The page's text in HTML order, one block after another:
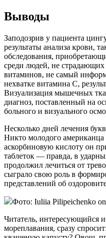
Выводы
Заподозрив у пациента
результаты анализа крови,
обследования,
среди людей, не
витаминов, не самый
нехватке витамина С,
Визуализация мышечных
диагноз, поставленный на
больного и визуального
Несколько дней лечения
Никто молодого
аскорбиновую кислоту он
таблеток — правда, в
продолжил лечиться от
сыграло свою роль в
представлений об
Фото: Iuliia Pilipeichenko
Читатель, интересующийся
мореплавания, сразу